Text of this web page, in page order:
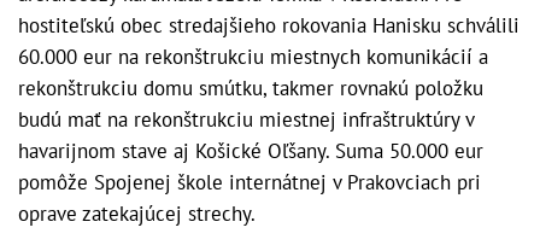
hostiteľskú obec stredajšieho rokovania Hanisku schválili
60.000 eur na rekonštrukciu miestnych komunikácií a
rekonštrukciu domu smútku, takmer rovnakú položku
budú mať na rekonštrukciu miestnej infraštruktúry v
havarijnom stave aj Košické Oľšany. Suma 50.000 eur
pomôže Spojenej škole internátnej v Prakovciach pri
oprave zatekajúcej strechy.